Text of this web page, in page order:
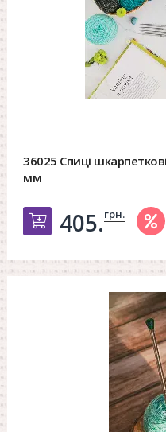
36025 Спиці
мм
Добавить в
405.грн.